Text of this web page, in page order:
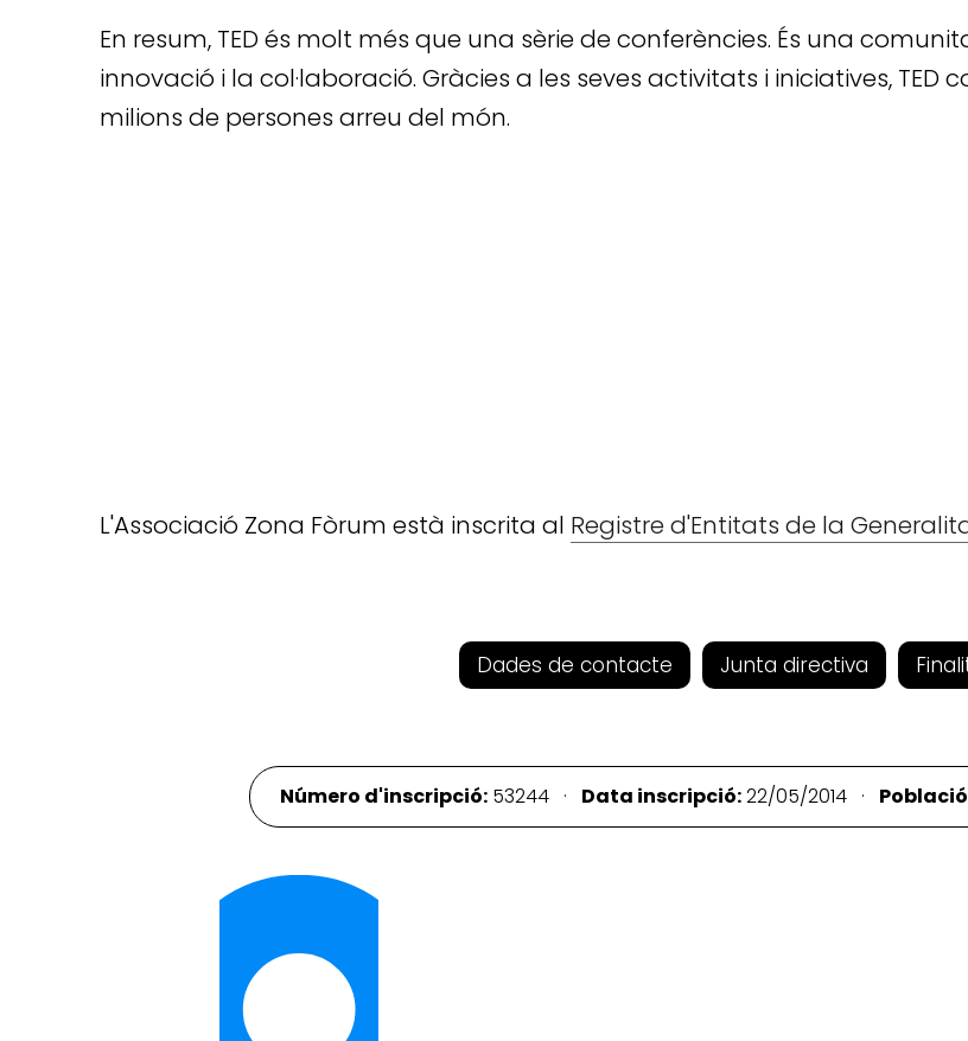
En resum, TED és molt més que una sèrie de conferències. És una
innovació i la col·laboració. Gràcies a les seves activitats i iniciatives,
milions de persones arreu del món.
L'Associació Zona Fòrum està inscrita al Registre d'Entitats de la
Dades de contacte Junta directiva
Número d'inscripció: 53244 · Data inscripció:22/05/2014 ·